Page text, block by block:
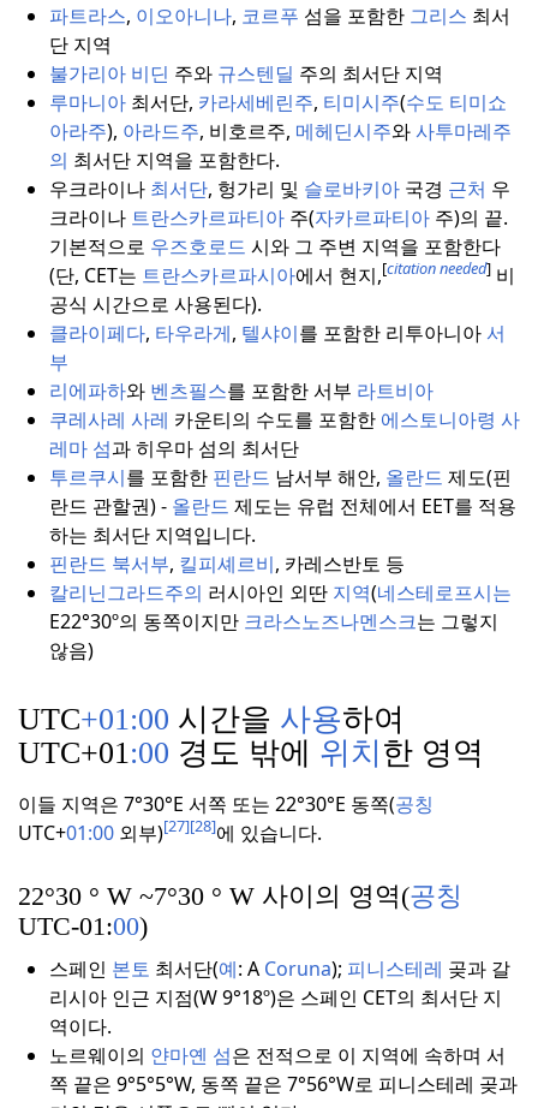
파트라스, 이오아니나, 코르푸 섬을 포함한 그리스 최서
단 지역
불가리아 비딘 주와 규스텐딜 주의 최서단 지역
루마니아최서단, 카라세베린주, 티미시주(수도 티미쇼
아라주), 아라드주, 비호르주, 메헤딘시주와사투마레주
의 최서단 지역을 포함한다.
우크라이나 최서단, 헝가리 및 슬로바키아국경 근처 우
크라이나 트란스카르파티아주(자카르파티아주)의 끝.
기본적으로 우즈호로드 시와 그 주변 지역을 포함한다
(단, CET는 트란스카르파시아에서 현지,[citation needed]비
공식 시간으로 사용된다).
클라이페다, 타우라게, 텔샤이를 포함한 리투아니아서
부
리에파하와 벤츠필스를 포함한 서부 라트비아
쿠레사레 사레 카운티의 수도를 포함한 에스토니아령 사
레마 섬과 히우마 섬의 최서단
투르쿠시를 포함한 핀란드 남서부 해안, 올란드 제도(핀
란드 관할권) - 올란드 제도는 유럽 전체에서 EET를 적용
하는 최서단 지역입니다.
핀란드 북서부, 킬피셰르비, 카레스반토 등
칼리닌그라드주의 러시아인 외딴 지역(네스테로프시는
E22°30º의 동쪽이지만 크라스노즈나멘스크는 그렇지
않음)
UTC+01:00 시간을 사용하여
UTC+01:00 경도 밖에 위치 한 영역
이들 지역은 7°30°E 서쪽 또는 22°30°E 동쪽(공칭
UTC+01:00 외부)[27][28]에 있습니다.
22°30 ° W ~7°30 ° W 사이의 영역(공칭
UTC-01:00)
스페인 본토 최서단(예: A Coruna); 피니스테레 곶과 갈
리시아 인근 지점(W 9°18º)은 스페인 CET의 최서단 지
역이다.
노르웨이의 얀마옌 섬은 전적으로 이 지역에 속하며 서
쪽 끝은 9°5°5°W, 동쪽 끝은 7°56°W로 피니스테레 곶과